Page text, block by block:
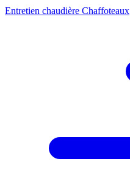
Entretien chaudière Chaffoteaux